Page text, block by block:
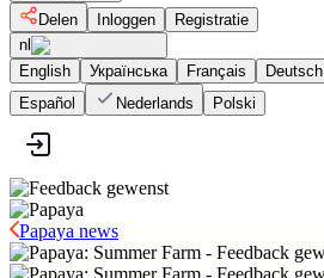
Delen
Inloggen
Registratie
nl
English
Українська Français Deutsch
Español
Nederlands Polski
Papaya news